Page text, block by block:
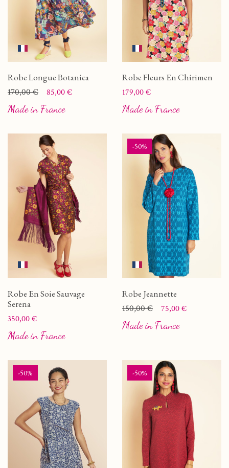
Robe Longue Botanica
Prix
Prix de base
170,00 € 85,00 €
Made in France
Robe Fleurs En Chirimen
Prix
179,00 €
Made in France
Robe En Soie Sauvage
Serena
Prix
350,00 €
Made in France
-50%
Robe Jeannette
Prix
Prix de base
150,00 € 75,00 €
Made in France
-50% -50%